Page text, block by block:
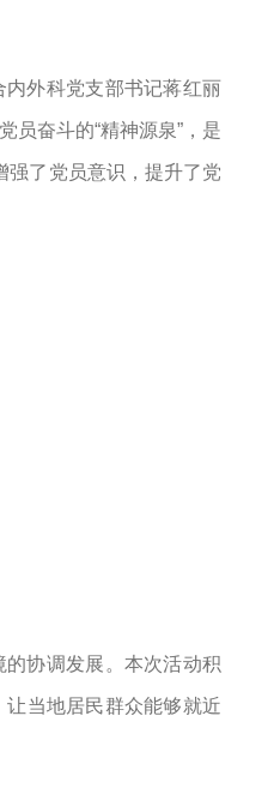
外科党支部书记蒋红丽
员奋斗的“精神源泉”，是
强了党员意识，提升了党
协调发展。本次活动积
当地居民群众能够就近